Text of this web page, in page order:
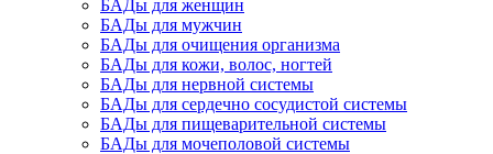
БАДы для женщин
БАДы для мужчин
БАДы для очищения организма
БАДы для кожи, волос, ногтей
БАДы для нервной системы
БАДы для сердечно сосудистой системы
БАДы для пищеварительной системы
БАДы для мочеполовой системы